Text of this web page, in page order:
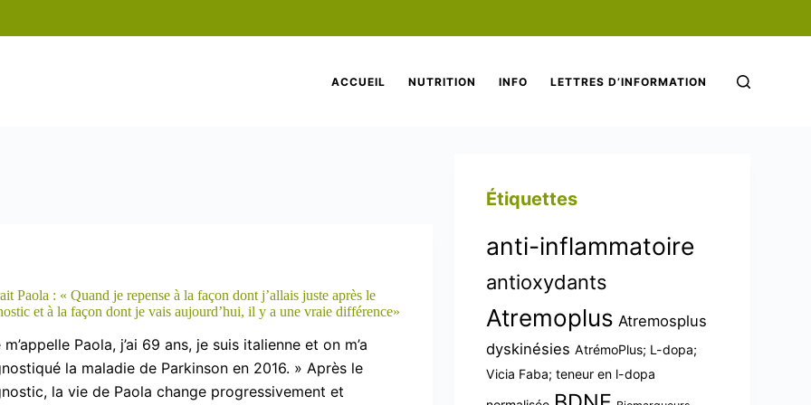
ACCUEIL NUTRITION INFO LETTRES D’INFORMATION
Paola : « Quand je repense à la façon dont j’allais juste après le
et à la façon dont je vais aujourd’hui, il y a une vraie différence»
Paola, j’ai 69 ans, je suis italienne et on m’a
la maladie de Parkinson en 2016. » Après le
la vie de Paola change progressivement et
Étiquettes
anti-inflammatoire
antioxydants
Atremoplus Atremosplus
dyskinésies AtrémoPlus; L-dopa;
Vicia Faba; teneur en l-dopa